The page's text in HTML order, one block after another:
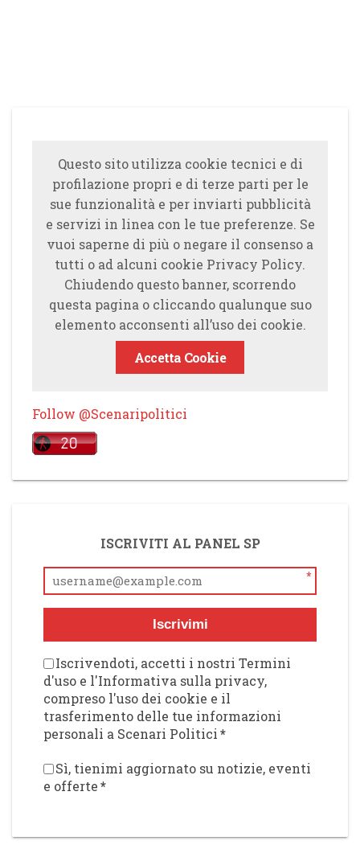
Questo sito utilizza cookie tecnici e di
profilazione propri e di terze parti per le
sue funzionalità e per inviarti pubblicità
e servizi in linea con le tue preferenze. Se
vuoi saperne di più o negare il consenso a
tutti o ad alcuni cookie Privacy Policy.
Chiudendo questo banner, scorrendo
questa pagina o cliccando qualunque suo
elemento acconsenti all’uso dei cookie.
Accetta Cookie
Follow @Scenaripolitici
ISCRIVITI AL PANEL SP
*
Iscrivimi
Iscrivendoti, accetti i nostri Termini
d'uso e l'Informativa sulla privacy,
compreso l'uso dei cookie e il
trasferimento delle tue informazioni
personali a Scenari Politici*
Sì, tienimi aggiornato su notizie, eventi
e offerte*